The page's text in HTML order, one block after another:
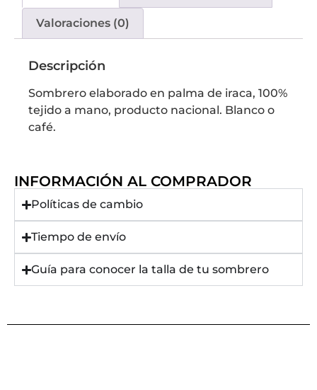
Valoraciones (0)
Descripción
Sombrero elaborado en palma de iraca, 100%
tejido a mano, producto nacional. Blanco o
café.
INFORMACIÓN AL COMPRADOR
Políticas de cambio
Tiempo de envío
Guía para conocer la talla de tu sombrero